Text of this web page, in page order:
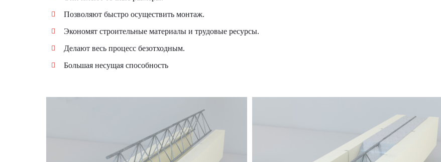
Позволяют быстро осуществить монтаж.
Экономят строительные материалы и трудовые ресурсы.
Делают весь процесс безотходным.
Большая несущая способность